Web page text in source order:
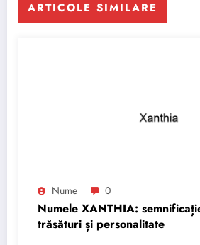
ARTICOLE SIMILARE
Nume 0
Numele XANTHIA:
trăsături și personalitate